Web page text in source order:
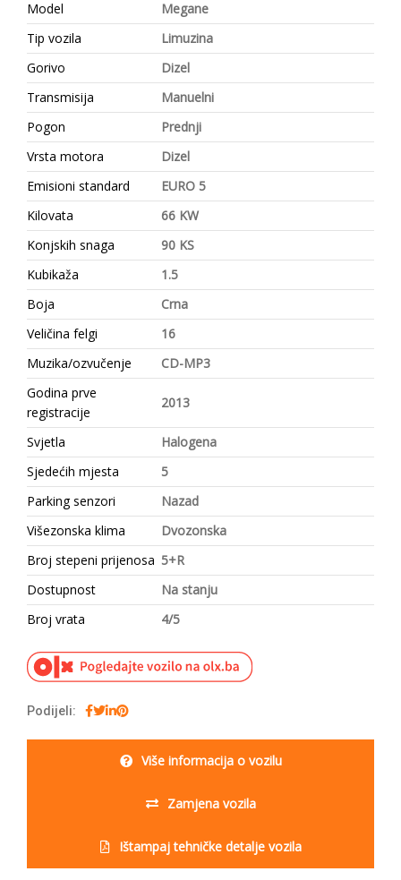
Model
Megane
Tip vozila
Limuzina
Gorivo
Dizel
Transmisija
Manuelni
Pogon
Prednji
Vrsta motora
Dizel
Emisioni standard
EURO 5
Kilovata
66 KW
Konjskih snaga
90 KS
Kubikaža
1.5
Boja
Crna
Veličina felgi
16
Muzika/ozvučenje
CD-MP3
Godina prve
registracije
2013
Svjetla
Halogena
Sjedećih mjesta
5
Parking senzori
Nazad
Višezonska klima
Dvozonska
Broj stepeni prijenosa 5+R
Dostupnost
Na stanju
Broj vrata
4/5
Podijeli:
Više informacija o vozilu
Zamjena vozila
Ištampaj tehničke detalje vozila